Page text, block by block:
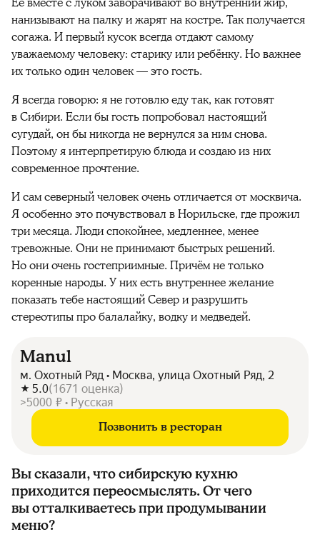
нанизывают на палку и жарят на костре. Так получается
согажа. И первый кусок всегда отдают самому
уважаемому человеку: старику или ребёнку. Но важнее
их только один человек — это гость.
Я всегда говорю: я не готовлю еду так, как готовят
в Сибири. Если бы гость попробовал настоящий
сугудай, он бы никогда не вернулся за ним снова.
Поэтому я интерпретирую блюда и создаю из них
современное прочтение.
И сам северный человек очень отличается от москвича.
Я особенно это почувствовал в Норильске, где прожил
три месяца. Люди спокойнее, медленнее, менее
тревожные. Они не принимают быстрых решений.
Но они очень гостеприимные. Причём не только
коренные народы. У них есть внутреннее желание
показать тебе настоящий Север и разрушить
стереотипы про балалайку, водку и медведей.
Manul
м. Охотный Ряд • Москва, улица Охотный Ряд, 2
5.0(1671 оценка)
>5000 ₽ • Русская
Позвонить в ресторан
Вы сказали, что сибирскую кухню
приходится переосмыслять. От чего
вы отталкиваетесь при продумывании
меню?